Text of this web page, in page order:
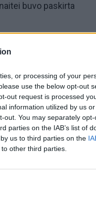
or processing of your
use the below opt-out
out request is processed
information utilized by us
out. You may separately
parties on the IAB’s list of
us to third parties on the
other third parties.
buvo paskirta
bus paguldyta
būtų atliktas moters,
žmogų, psichinės
būtų įsikūnijęs